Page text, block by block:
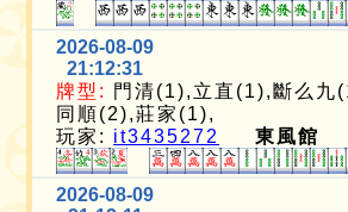
2026-08-09
21:12:31
牌型:
門清(1),立直(1),斷么九
同順(2),莊家(1),
玩家: it3435272 東風館
2026-08-09